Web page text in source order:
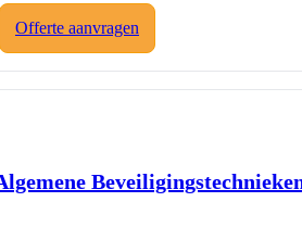
Offerte aanvragen